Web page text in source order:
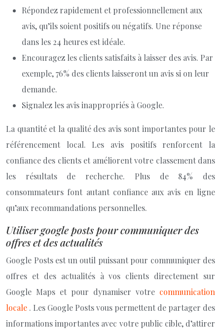
Répondez rapidement et professionnellement aux
avis, qu’ils soient positifs ou négatifs. Une réponse
dans les 24 heures est idéale.
Encouragez les clients satisfaits à laisser des avis. Par
exemple, 76% des clients laisseront un avis si on leur
demande.
Signalez les avis inappropriés à Google.
La quantité et la qualité des avis sont importantes pour le
référencement local. Les avis positifs renforcent la
confiance des clients et améliorent votre classement dans
les résultats de recherche. Plus de 84% des
consommateurs font autant confiance aux avis en ligne
qu’aux recommandations personnelles.
Utiliser google posts pour communiquer des
offres et des actualités
Google Posts est un outil puissant pour communiquer des
offres et des actualités à vos clients directement sur
Google Maps et pour dynamiser votre communication
locale . Les Google Posts vous permettent de partager des
informations importantes avec votre public cible, d’attirer